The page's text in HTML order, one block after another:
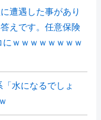
遭遇した事があり
えです。任意保険
ｗｗｗｗｗｗｗｗ
水になるでしょ